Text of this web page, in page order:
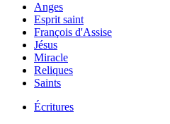
Anges
Esprit saint
François d'Assise
Jésus
Miracle
Reliques
Saints
Écritures